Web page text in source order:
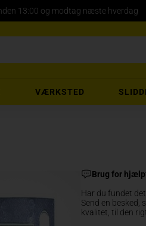
13:00 og modtag næste hverdag
VÆRKSTED
Brug for
Har du fundet
Send en besked,
kvalitet, til den